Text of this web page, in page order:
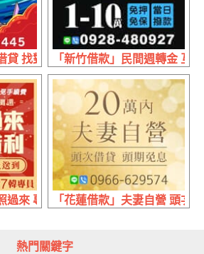
貸 找對專業 | 輕鬆解決人生難題
「新竹借款」民間週轉金 互
過來 專屬借貸利息 | 不怕比較 保證月息
「花蓮借款」夫妻自營 頭次
熱門關鍵字